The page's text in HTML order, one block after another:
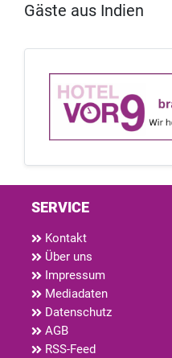
Gäste aus Indien
SERVICE
Kontakt
Über uns
Impressum
Mediadaten
Datenschutz
AGB
RSS-Feed